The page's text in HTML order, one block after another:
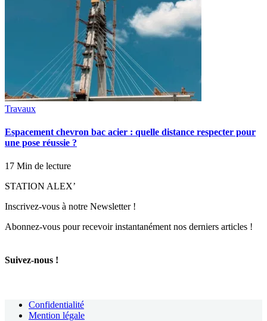
Travaux
Espacement chevron bac acier : quelle distance respecter pour
une pose réussie ?
17 Min de lecture
STATION ALEX’
Inscrivez-vous à notre Newsletter !
Abonnez-vous pour recevoir instantanément nos derniers articles !
Suivez-nous !
Confidentialité
Mention légale